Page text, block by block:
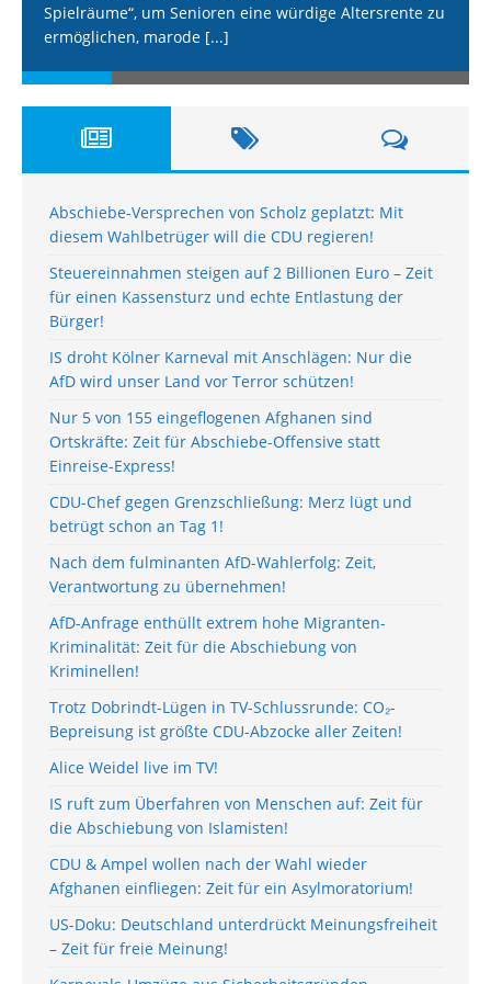
Spielräume“, um Senioren eine würdige Altersrente zu
ermöglichen, marode [...]
Abschiebe-Versprechen von Scholz geplatzt: Mit
diesem Wahlbetrüger will die CDU regieren!
Steuereinnahmen steigen auf 2 Billionen Euro – Zeit
für einen Kassensturz und echte Entlastung der
Bürger!
IS droht Kölner Karneval mit Anschlägen: Nur die
AfD wird unser Land vor Terror schützen!
Nur 5 von 155 eingeflogenen Afghanen sind
Ortskräfte: Zeit für Abschiebe-Offensive statt
Einreise-Express!
CDU-Chef gegen Grenzschließung: Merz lügt und
betrügt schon an Tag 1!
Nach dem fulminanten AfD-Wahlerfolg: Zeit,
Verantwortung zu übernehmen!
AfD-Anfrage enthüllt extrem hohe Migranten-
Kriminalität: Zeit für die Abschiebung von
Kriminellen!
Trotz Dobrindt-Lügen in TV-Schlussrunde: CO₂-
Bepreisung ist größte CDU-Abzocke aller Zeiten!
Alice Weidel live im TV!
IS ruft zum Überfahren von Menschen auf: Zeit für
die Abschiebung von Islamisten!
CDU & Ampel wollen nach der Wahl wieder
Afghanen einfliegen: Zeit für ein Asylmoratorium!
US-Doku: Deutschland unterdrückt Meinungsfreiheit
– Zeit für freie Meinung!